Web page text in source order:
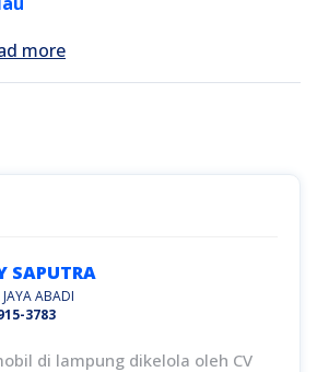
more
SAPUTRA
JAYA ABADI
3783
di lampung dikelola oleh CV